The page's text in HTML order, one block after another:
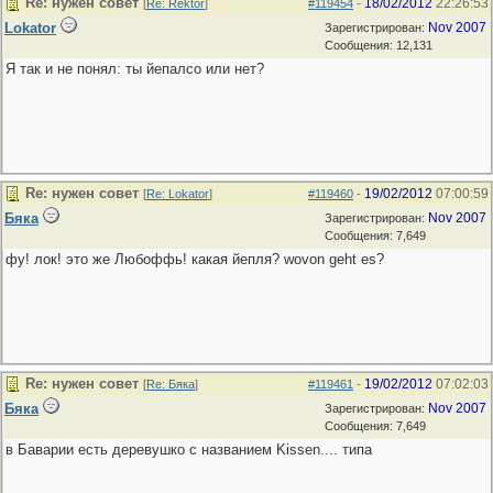
#119454 - 18/02/2012 22:26:53
Re: Rektor
Зарегистрирован: Nov 2007
Сообщения: 12,131
Lokator
Я так и не понял: ты йепалсо или нет?
#119460 - 19/02/2012 07:00:59
Re: нужен совет [Re: Lokator]
Зарегистрирован: Nov 2007
Сообщения: 7,649
Бяка
фу! лок! это же Любоффь! какая йепля? wovon geht es?
#119461 - 19/02/2012 07:02:03
Re: нужен совет [Re: Бяка]
Зарегистрирован: Nov 2007
Сообщения: 7,649
Бяка
в Баварии есть деревушко с названием Kissen.... типа